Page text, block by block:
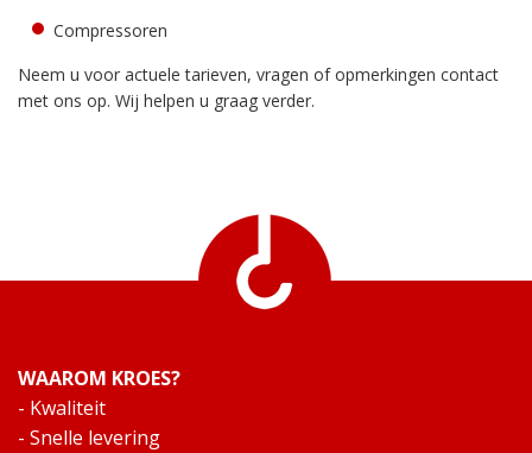
Compressoren
Neem u voor actuele tarieven, vragen of opmerkingen contact
met ons op. Wij helpen u graag verder.
WAAROM KROES?
- Kwaliteit
- Snelle levering